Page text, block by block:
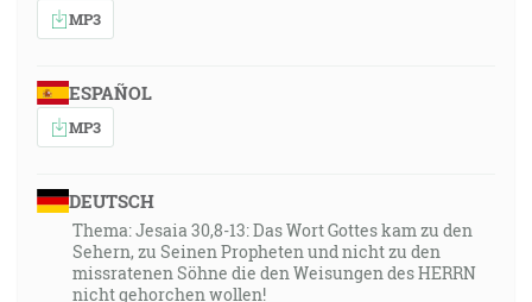
MP3
ESPAÑOL
MP3
DEUTSCH
Thema: Jesaia 30,8-13: Das Wort Gottes kam zu den
Sehern, zu Seinen Propheten und nicht zu den
missratenen Söhne die den Weisungen des HERRN
nicht gehorchen wollen!